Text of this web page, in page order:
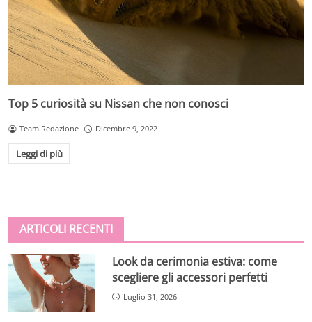
Top 5 curiosità su Nissan che non conosci
Team Redazione Dicembre 9, 2022
Leggi di più
ARTICOLI RECENTI
Look da cerimonia estiva: come
scegliere gli accessori perfetti
Luglio 31, 2026